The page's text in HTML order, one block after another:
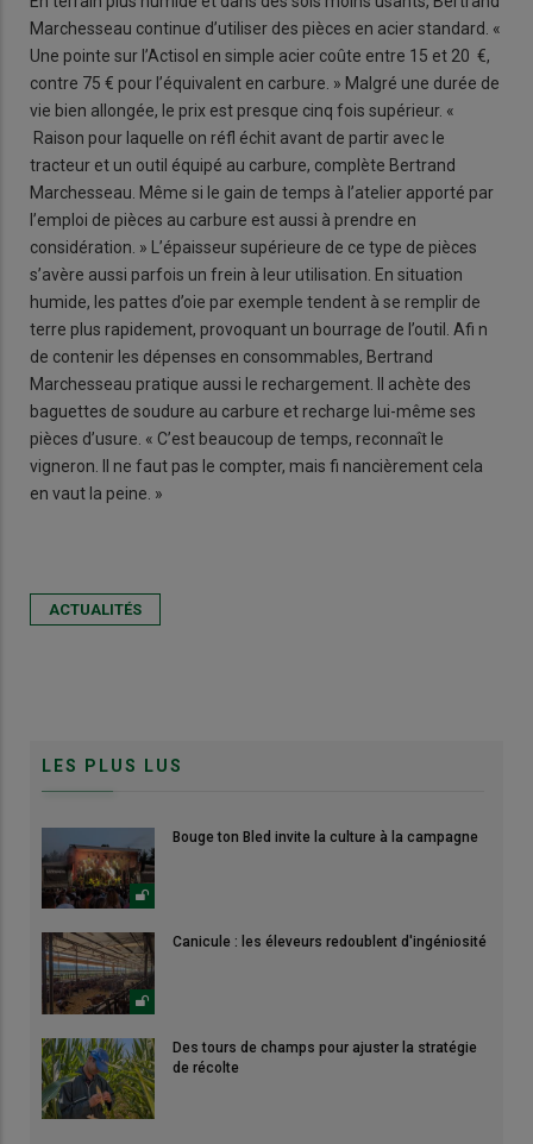
Marchesseau continue d’utiliser des pièces en acier standard. «
Une pointe sur l’Actisol en simple acier coûte entre 15 et 20 €,
contre 75 € pour l’équivalent en carbure. » Malgré une durée de
vie bien allongée, le prix est presque cinq fois supérieur. «
Raison pour laquelle on réfl échit avant de partir avec le
tracteur et un outil équipé au carbure, complète Bertrand
Marchesseau. Même si le gain de temps à l’atelier apporté par
l’emploi de pièces au carbure est aussi à prendre en
considération. » L’épaisseur supérieure de ce type de pièces
s’avère aussi parfois un frein à leur utilisation. En situation
humide, les pattes d’oie par exemple tendent à se remplir de
terre plus rapidement, provoquant un bourrage de l’outil. Afi n
de contenir les dépenses en consommables, Bertrand
Marchesseau pratique aussi le rechargement. Il achète des
baguettes de soudure au carbure et recharge lui-même ses
pièces d’usure. « C’est beaucoup de temps, reconnaît le
vigneron. Il ne faut pas le compter, mais fi nancièrement cela
en vaut la peine. »
ACTUALITÉS
LES PLUS LUS
Bouge ton Bled invite la culture à la campagne
Canicule : les éleveurs redoublent d'ingéniosité
Des tours de champs pour ajuster la stratégie
de récolte